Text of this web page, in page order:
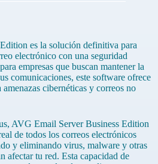
es la solución definitiva para
electrónico con una seguridad
empresas que buscan mantener la
comunicaciones, este software ofrece
cibernéticas y correos no
AVG Email Server Business Edition
de todos los correos electrónicos
y eliminando virus, malware y otras
afectar tu red. Esta capacidad de